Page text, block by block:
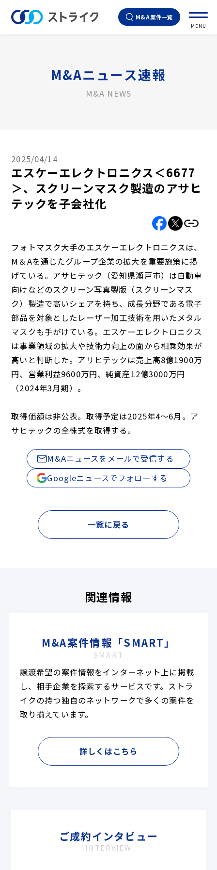
M&A案件一覧
MENU
M&Aニュース速報
M&A NEWS
2025/04/14
エスケーエレクトロニクス＜6677
＞、スクリーンマスク製造のアサヒ
テックを子会社化
フォトマスク大手のエスケーエレクトロニクスは、
M＆Aを通じたグループ企業の拡大を重要施策に掲
げている。アサヒテック（愛知県瀬戸市）は自動車
向けなどのスクリーン写真製版（スクリーンマス
ク）製造で高いシェアを持ち、成長分野である電子
部品を対象としたレーザー加工技術を用いたメタル
マスクも手がけている。エスケーエレクトロニクス
は事業領域の拡大や技術力向上の面から相乗効果が
高いと判断した。アサヒテックは売上高8億1900万
円、営業利益9600万円、純資産12億3000万円
（2024年3月期）。
取得価額は非公表。取得予定は2025年4～6月。ア
サヒテックの全株式を取得する。
M&Aニュースをメールで受信する
Googleニュースでフォローする
一覧に戻る
関連情報
M&A案件情報「SMART」
SMART
譲渡希望の案件情報をインターネット上に掲載
し、相手企業を探索するサービスです。ストラ
イクの持つ独自のネットワークで多くの案件を
取り揃えています。
詳しくはこちら
ご成約インタビュー
INTERVIEW